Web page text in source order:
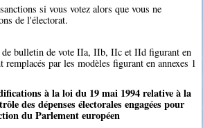
si vous votez alors que vous ne
de l'électorat.
de bulletin de vote IIa, IIb, IIc et IId figurant en
remplacés par les modèles figurant en annexes 1
à la loi du 19 mai 1994 relative à la
des dépenses électorales engagées pour
du Parlement européen